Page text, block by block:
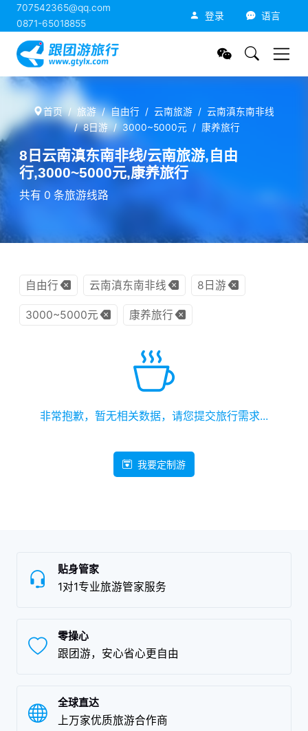
707542365@qq.com
0871-65018855
登录 语言
首页 旅游 自由行 云南旅游
云南滇东南非线
8日游
3000~5000元 康养旅行
8日云南滇东南非线/云南旅游,自由
行,3000~5000元,康养旅行
共有 0 条旅游线路
自由行 云南滇东南非线 8日游
3000~5000元 康养旅行
非常抱歉，暂无相关数据，请您提交旅行需求...
我要定制游
贴身管家
1对1专业旅游管家服务
零操心
跟团游，安心省心更自由
全球直达
上万家优质旅游合作商